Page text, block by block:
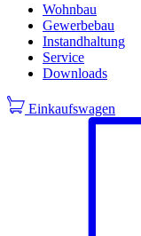
Wohnbau
Gewerbebau
Instandhaltung
Service
Downloads
Einkaufswagen